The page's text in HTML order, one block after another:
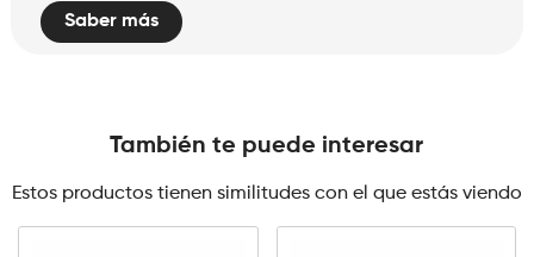
Saber más
También te puede interesar
Estos productos tienen similitudes con el que estás viendo